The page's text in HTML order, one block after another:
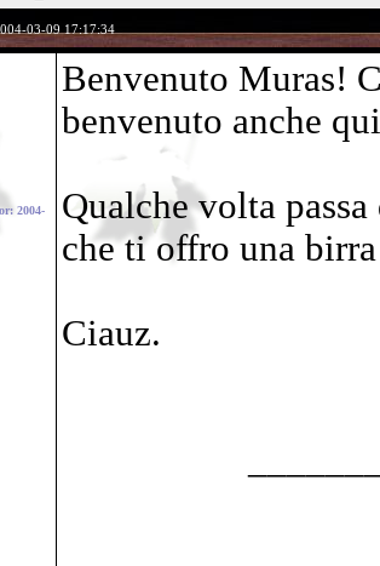
03-09 17:17:34
2004-
Benvenuto Muras!
benvenuto anche
Qualche volta
che ti offro una
Ciauz.